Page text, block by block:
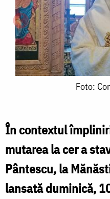
Foto:
În contextul
mutarea la cer a
Pântescu, la
lansată duminică,